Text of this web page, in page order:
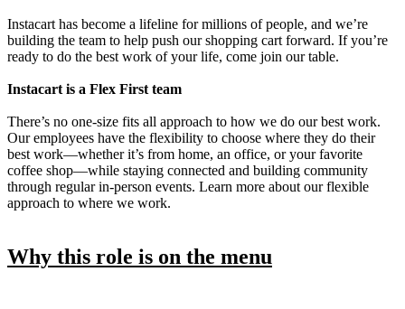
Instacart has become a lifeline for millions of people, and we’re
building the team to help push our shopping cart forward. If you’re
ready to do the best work of your life, come join our table.
Instacart is a Flex First team
There’s no one-size fits all approach to how we do our best work.
Our employees have the flexibility to choose where they do their
best work—whether it’s from home, an office, or your favorite
coffee shop—while staying connected and building community
through regular in-person events. Learn more about our flexible
approach to where we work.
Why this role is on the menu